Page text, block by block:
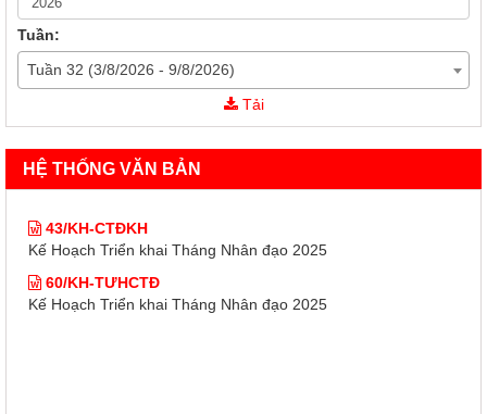
Tuần:
Tuần 32 (3/8/2026 - 9/8/2026)
Tải
HỆ THỐNG VĂN BẢN
60/KH-TƯHCTĐ
Kế Hoạch Triển khai Tháng Nhân đạo 2025
43/KH-CTĐKH
Kế Hoạch Triển khai Tháng Nhân đạo 2025
60/KH-TƯHCTĐ
Kế Hoạch Triển khai Tháng Nhân đạo 2025